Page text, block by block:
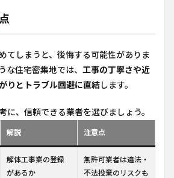
てしまうと、後悔する可能性がありま
な住宅密集地では、 工事の丁寧さや近
りとトラブル回避に直結します。
に、信頼できる業者を選びましょう。
解説 注意点
解体工事業の登録
があるか
無許可業者は違法・
不法投棄のリスクも